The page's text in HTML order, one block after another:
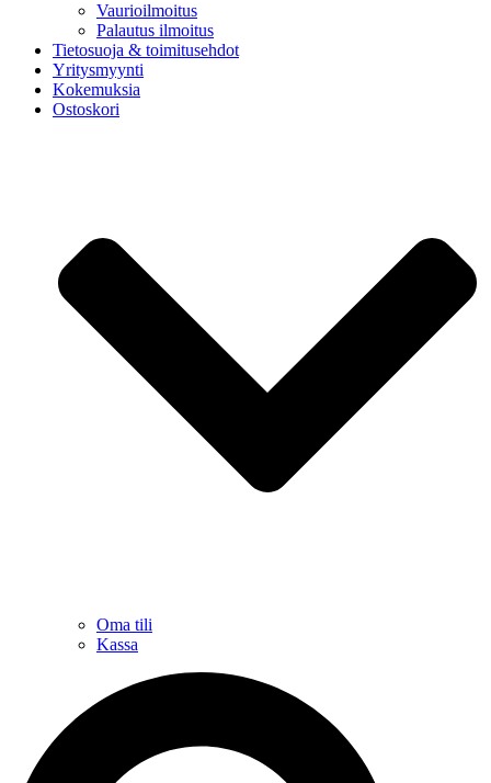
Vaurioilmoitus
Palautus ilmoitus
Tietosuoja & toimitusehdot
Yritysmyynti
Kokemuksia
Ostoskori
Oma tili
Kassa